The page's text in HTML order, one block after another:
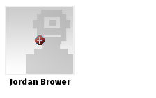
Jordan Brower